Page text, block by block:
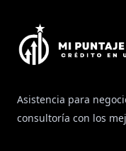
Asistencia para
consultoría con los